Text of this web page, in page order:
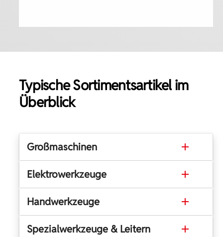
Typische Sortimentsartikel im
Überblick
Großmaschinen
Elektrowerkzeuge
Handwerkzeuge
Spezialwerkzeuge & Leitern